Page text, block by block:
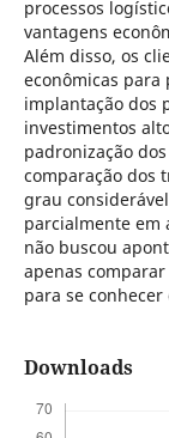
processos
vantagens
Além disso, os
econômicas para
implantação dos
investimentos
padronização
comparação dos
grau
parcialmente em
não buscou
apenas
para se
Downloads